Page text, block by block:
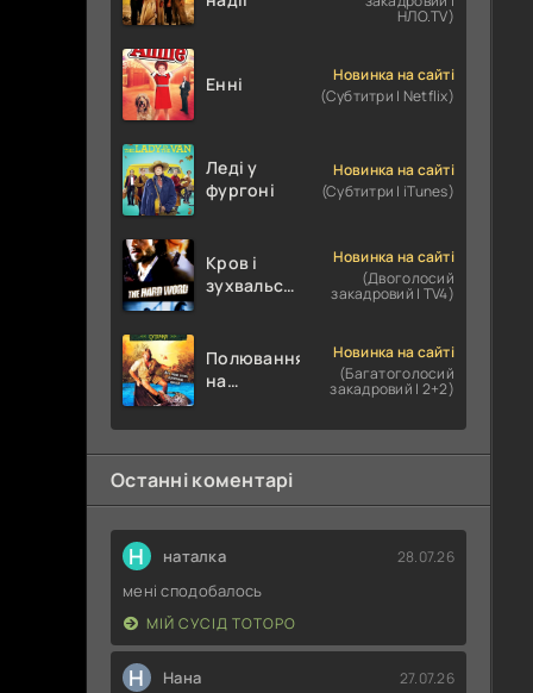
НЛО.TV)
Енні
Новинка на сайті
(Субтитри | Netflix)
Леді у
фургоні
Новинка на сайті
(Субтитри | iTunes)
Кров і
зухвальство
Новинка на сайті
(Двоголосий
закадровий | TV4)
Полювання
на
Сутичка
Новинка на сайті
(Багатоголосий
закадровий | 2+2)
Останні коментарі
Н наталка 28.07.26
мені сподобалось
МІЙ СУСІД ТОТОРО
Н Нана 27.07.26